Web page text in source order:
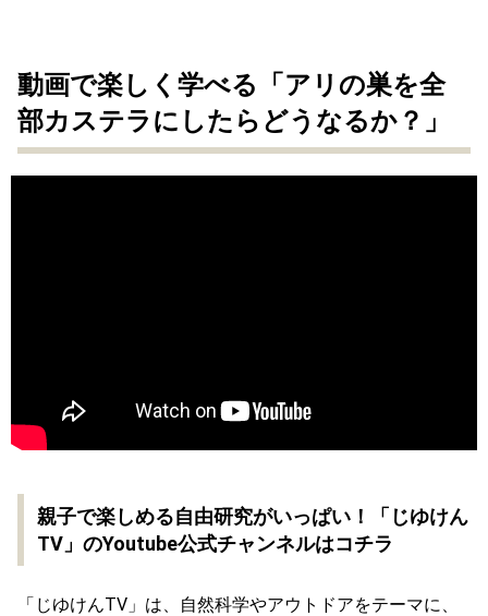
動画で楽しく学べる「アリの巣を全
部カステラにしたらどうなるか？」
親子で楽しめる自由研究がいっぱい！「じゆけん
TV」のYoutube公式チャンネルはコチラ
「じゆけんTV」は、自然科学やアウトドアをテーマに、